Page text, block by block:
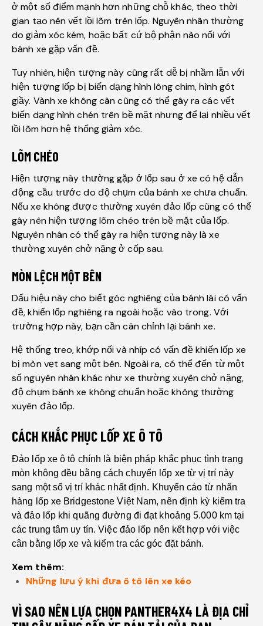
ở một số điểm mạnh hơn những chỗ khác, theo thời
gian tạo nên vết lồi lõm trên lốp. Nguyên nhân thường
do giảm xóc kém, hoặc bất cứ bộ phận nào nối với
bánh xe gặp vấn đề.
Tuy nhiên, hiện tượng này cũng rất dễ bị nhầm lẫn với
hiện tượng lốp bị biến dạng hình lông chim, hình gót
giầy. Vành xe không cân cũng có thể gây ra các vết
biến dạng hình chén trên bề mặt nhưng để lại nhiều vết
lồi lõm hơn hệ thống giảm xóc.
LÕM CHÉO
Hiện tượng này thường gặp ở lốp sau ở xe có hệ dẫn
động cầu trước do độ chụm của bánh xe chưa chuẩn.
Nếu xe không được thường xuyên đảo lốp cũng có thể
gây nên hiện tượng lõm chéo trên bề mặt của lốp.
Nguyên nhân có thể gây ra hiện tượng này là xe
thường xuyên chở nặng ở cốp sau.
MÒN LỆCH MỘT BÊN
Dấu hiệu này cho biết góc nghiêng của bánh lái có vấn
đề, khiến lốp nghiêng ra ngoài hoặc vào trong. Với
trường hợp này, bạn cần cân chỉnh lại bánh xe.
Hệ thống treo, khớp nối và nhíp có vấn đề khiến lốp xe
bị mòn vẹt sang một bên. Ngoài ra, có thể đến từ một
số nguyên nhân khác như xe thường xuyên chở nặng,
độ chụm bánh xe không chuẩn hoặc không thường
xuyên đảo lốp.
CÁCH KHẮC PHỤC LỐP XE Ô TÔ
Đảo lốp xe ô tô chính là biện pháp khắc phục tình trạng
mòn không đều bằng cách chuyển lốp xe từ vị trí này
sang một số vị trí khác nhất định. Khuyến cáo từ nhãn
hàng lốp xe Bridgestone Việt Nam, nên định kỳ kiểm tra
và đảo lốp khi quãng đường đi đạt khoảng 5.000 km tại
các trung tâm uy tín. Việc đảo lốp nên kết hợp với việc
cân bằng lốp xe và kiểm tra các góc đặt bánh.
Xem thêm:
Những lưu ý khi đưa ô tô lên xe kéo
VÌ SAO NÊN LỰA CHỌN PANTHER4X4 LÀ ĐỊA CHỈ